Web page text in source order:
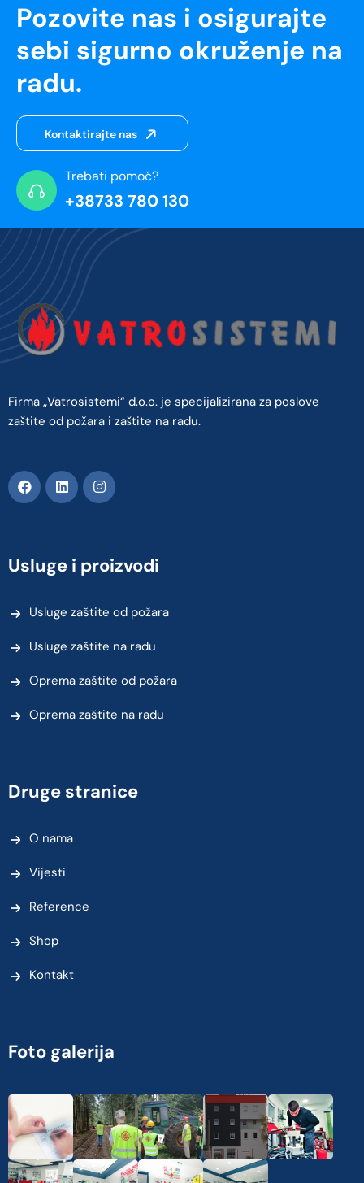
Pozovite nas i osigurajte
sebi sigurno okruženje na
radu.
Kontaktirajte nas
Trebati pomoć?
+38733 780 130
Firma „Vatrosistemi“ d.o.o. je specijalizirana za poslove
zaštite od požara i zaštite na radu.
Usluge i proizvodi
Usluge zaštite od požara
Usluge zaštite na radu
Oprema zaštite od požara
Oprema zaštite na radu
Druge stranice
O nama
Vijesti
Reference
Shop
Kontakt
Foto galerija